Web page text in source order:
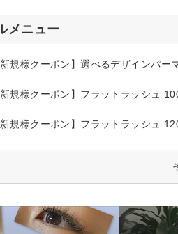
メニュー
新規様クーポン】選べるデザインパー
新規様クーポン】フラットラッシュ
新規様クーポン】フラットラッシュ